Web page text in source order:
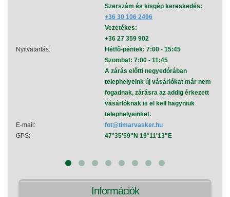
Szerszám és kisgép kereskedés:
+36 30 106 2496
Vezetékes:
+36 27 359 902
Nyitvatartás:
Hétfő-péntek: 7:00 - 15:45
Szombat: 7:00 - 11:45
A zárás előtti negyedórában
telephelyeink új vásárlókat már nem
fogadnak, zárásra az addig érkezett
vásárlóknak is el kell hagyniuk
telephelyeinket.
E-mail:
fot@timarvasker.hu
GPS:
47°35'59"N 19°11'13"E
Információk